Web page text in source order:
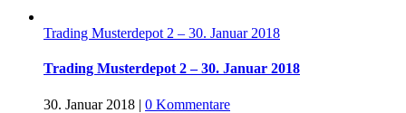
Trading Musterdepot 2 – 30. Januar 2018
Trading Musterdepot 2 – 30. Januar 2018
30. Januar 2018 | 0 Kommentare